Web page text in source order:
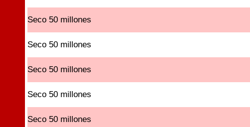
Seco 50 millones
Seco 50 millones
Seco 50 millones
Seco 50 millones
Seco 50 millones